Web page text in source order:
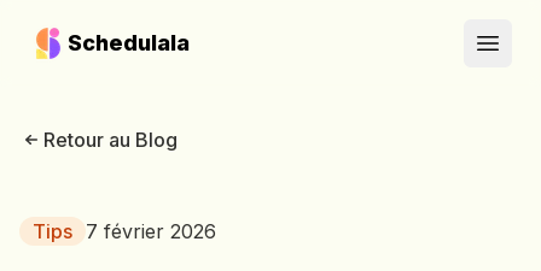
Schedulala
Open
Retour au Blog
Tips 7 février 2026